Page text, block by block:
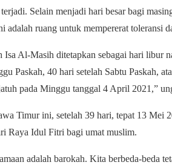
Selain menjadi hari besar bagi
ruang untuk mempererat toleransi
Isa Al-Masih ditetapkan sebagai hari libur
Paskah, 40 hari setelah Sabtu Paskah,
pada Minggu tanggal 4 April 2021,”
Timur ini, setelah 39 hari, tepat 13 Mei
Raya Idul Fitri bagi umat muslim.
adalah barokah. Kita berbeda-beda